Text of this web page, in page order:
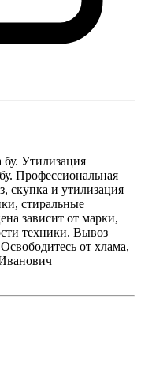
Утилизация
Профессиональная
скупка и утилизация
стиральные
зависит от марки,
техники. Вывоз
от хлама,